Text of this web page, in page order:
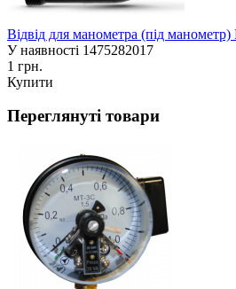
Відвід для манометра (під
У наявності 1475282017
1 грн.
Купити
Переглянуті товари